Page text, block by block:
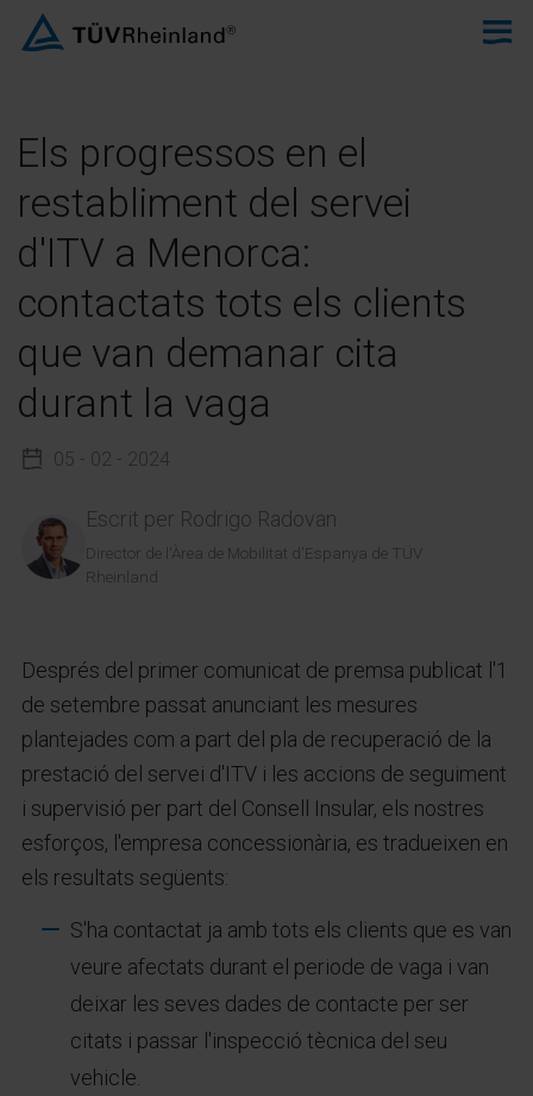
Els progressos en el
restabliment del servei
d'ITV a Menorca:
contactats tots els clients
que van demanar cita
durant la vaga
05 - 02 - 2024
Escrit per Rodrigo Radovan
Director de l'Àrea de Mobilitat d'Espanya de TÜV
Rheinland
Després del primer comunicat de premsa publicat l'1
de setembre passat anunciant les mesures
plantejades com a part del pla de recuperació de la
prestació del servei d'ITV i les accions de seguiment
i supervisió per part del Consell Insular, els nostres
esforços, l'empresa concessionària, es tradueixen en
els resultats següents:
S'ha contactat ja amb tots els clients que es van
veure afectats durant el periode de vaga i van
deixar les seves dades de contacte per ser
citats i passar l'inspecció tècnica del seu
vehicle.